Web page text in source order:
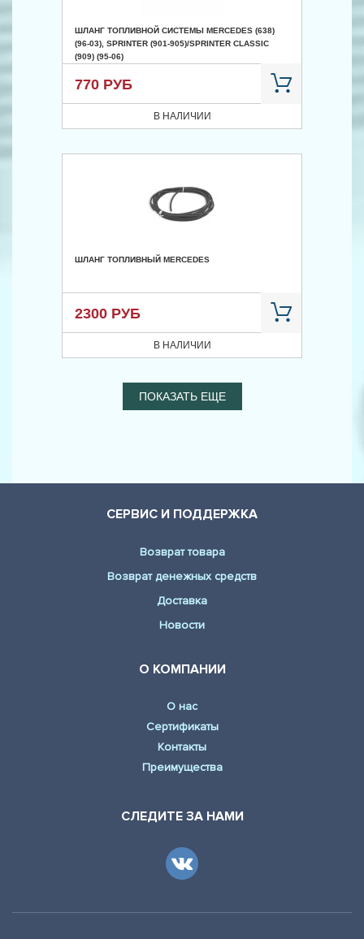
ШЛАНГ ТОПЛИВНОЙ СИСТЕМЫ MERCEDES (638)
(96-03), SPRINTER (901-905)/SPRINTER CLASSIC
(909) (95-06)
770 РУБ
В НАЛИЧИИ
ШЛАНГ ТОПЛИВНЫЙ MERCEDES
2300 РУБ
В НАЛИЧИИ
ПОКАЗАТЬ ЕЩЕ
СЕРВИС И ПОДДЕРЖКА
Возврат товара
Возврат денежных средств
Доставка
Новости
О КОМПАНИИ
О нас
Сертификаты
Контакты
Преимущества
СЛЕДИТЕ ЗА НАМИ